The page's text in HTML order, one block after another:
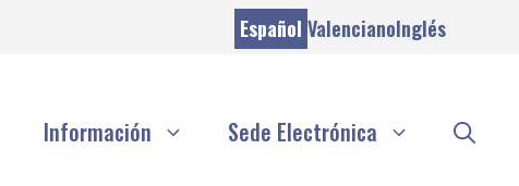
Español ValencianoInglés
Información Sede Electrónica